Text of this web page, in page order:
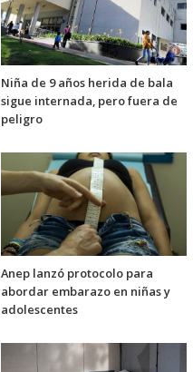
Niña de 9 años herida de bala
sigue internada, pero fuera de
peligro
Anep lanzó protocolo para
abordar embarazo en niñas y
adolescentes